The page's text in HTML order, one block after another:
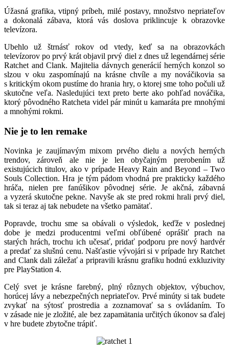
Úžasná grafika, vtipný príbeh, milé postavy, množstvo nepriateľov
a dokonalá zábava, ktorá vás doslova priklincuje k obrazovke
televízora.
Ubehlo už štrnásť rokov od vtedy, keď sa na obrazovkách
televízorov po prvý krát objavil prvý diel z dnes už legendárnej série
Ratchet and Clank. Majitelia dávnych generácií herných konzol so
slzou v oku zaspomínajú na krásne chvíle a my nováčikovia sa
s kritickým okom pustíme do hrania hry, o ktorej sme toho počuli už
skutočne veľa. Nasledujúci text preto berte ako pohľad nováčika,
ktorý pôvodného Ratcheta videl pár minút u kamaráta pre mnohými
a mnohými rokmi.
Nie je to len remake
Novinka je zaujímavým mixom prvého dielu a nových herných
trendov, zároveň ale nie je len obyčajným prerobením už
existujúcich titulov, ako v prípade Heavy Rain and Beyond – Two
Souls Collection. Hra je tým pádom vhodná pre prakticky každého
hráča, nielen pre fanúšikov pôvodnej série. Je akčná, zábavná
a vyzerá skutočne pekne. Navyše ak ste pred rokmi hrali prvý diel,
tak si teraz aj tak nebudete na všetko pamätať.
Popravde, trochu sme sa obávali o výsledok, keďže v poslednej
dobe je medzi producentmi veľmi obľúbené oprášiť prach na
starých hrách, trochu ich učesať, pridať podporu pre nový hardvér
a predať za slušnú cenu. Našťastie vývojári si v prípade hry Ratchet
and Clank dali záležať a pripravili krásnu grafiku hodnú exkluzivity
pre PlayStation 4.
Celý svet je krásne farebný, plný rôznych objektov, výbuchov,
horúcej lávy a nebezpečných nepriateľov. Prvé minúty si tak budete
zvykať na sýtosť prostredia a zoznamovať sa s ovládaním. To
v zásade nie je zložité, ale bez zapamätania určitých úkonov sa ďalej
v hre budete zbytočne trápiť.